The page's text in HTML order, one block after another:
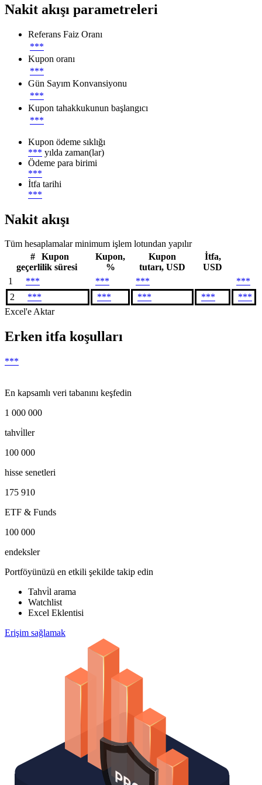
Nakit akışı parametreleri
Referans Faiz Oranı
***
Kupon oranı
***
Gün Sayım Konvansiyonu
***
Kupon tahakkukunun başlangıcı
***
Kupon ödeme sıklığı
*** yılda zaman(lar)
Ödeme para birimi
***
İtfa tarihi
***
Nakit akışı
Tüm hesaplamalar minimum işlem lotundan yapılır
#
Kupon
geçerlilik süresi
Kupon,
%
Kupon
tutarı, USD
İtfa,
USD
1
*** *** ***
***
2
*** *** *** ***
***
Excel'e Aktar
Erken itfa koşulları
***
En kapsamlı veri tabanını keşfedin
1 000 000
tahvi̇ller
100 000
hisse senetleri
175 910
ETF & Funds
100 000
endeksler
Portföyünüzü en etkili şekilde takip edin
Tahvi̇l arama
Watchlist
Excel Eklentisi
Erişim sağlamak